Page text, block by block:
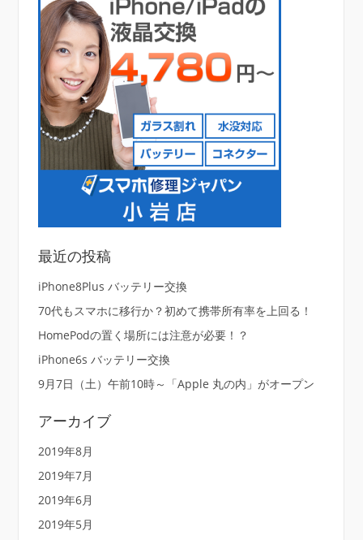
最近の投稿
iPhone8Plus バッテリー交換
70代もスマホに移行か？初めて携帯所有率を上回る！
HomePodの置く場所には注意が必要！？
iPhone6s バッテリー交換
9月7日（土）午前10時～「Apple 丸の内」がオープン
アーカイブ
2019年8月
2019年7月
2019年6月
2019年5月